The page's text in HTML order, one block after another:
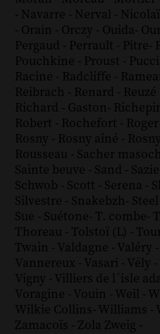
- Navarre - Nerval - Nicolaï
- Orain - Orczy - Ouida-
Pergaud - Perrault - Pitre-
Pouchkine - Proust -
Racine - Radcliffe -
Reibrach - Renard - Reuzé
Richard - Gaston-
Robert - Rochefort - Roger
Rosny - Rosny aîné -
Rousseau - Sacher masoch
Sainte beuve - Sand - Sazie
Schwob - Scott - Serena -
Silvestre - Snakebzh- Steel
Sue - Suétone- T. combe-
Thoreau - Tolstoï (L) -
Twain - Valdagne - Valéry -
Vannereux - Vasari - Vély -
Vigny - Villiers de l´isle
Voragine - Vouin - Weil -
Wilkie Collins- Williams -
Zamacoïs - Zola Zweig -